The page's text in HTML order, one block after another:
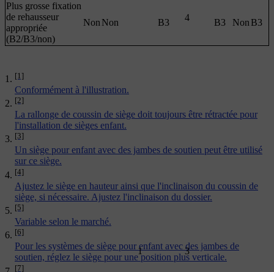
1 3
4
Plus grosse fixation
de rehausseur
appropriée
(B2/B3/non)
Non Non B3 B3 Non B3
[1]
Conformément à l'illustration.
[2]
La rallonge de coussin de siège doit toujours être rétractée pour
l'installation de sièges enfant.
[3]
Un siège pour enfant avec des jambes de soutien peut être utilisé
sur ce siège.
[4]
Ajustez le siège en hauteur ainsi que l'inclinaison du coussin de
siège, si nécessaire. Ajustez l'inclinaison du dossier.
[5]
Variable selon le marché.
[6]
Pour les systèmes de siège pour enfant avec des jambes de
soutien, réglez le siège pour une position plus verticale.
[7]